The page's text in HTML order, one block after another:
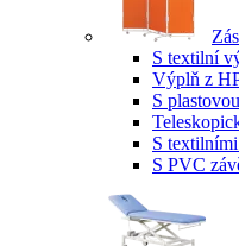
S textilní
Výplň z
S
S
S PVC